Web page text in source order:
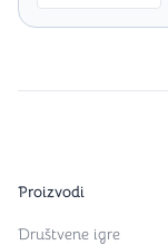
Proizvodi
Društvene igre